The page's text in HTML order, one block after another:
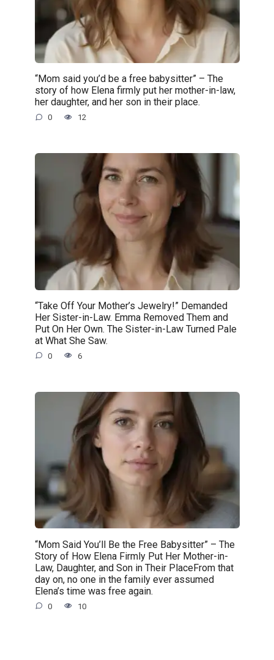
“Mom said you’d be a free babysitter” – The
story of how Elena firmly put her mother-in-law,
her daughter, and her son in their place.
0 12
“Take Off Your Mother’s Jewelry!” Demanded
Her Sister-in-Law. Emma Removed Them and
Put On Her Own. The Sister-in-Law Turned Pale
at What She Saw.
0 6
“Mom Said You’ll Be the Free Babysitter” – The
Story of How Elena Firmly Put Her Mother-in-
Law, Daughter, and Son in Their PlaceFrom that
day on, no one in the family ever assumed
Elena’s time was free again.
0 10